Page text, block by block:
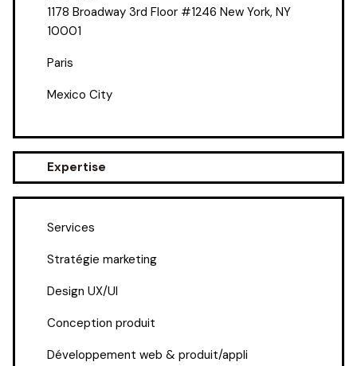
1178 Broadway 3rd Floor #1246 New York, NY
10001
Paris
Mexico City
Expertise
Services
Stratégie marketing
Design UX/UI
Conception produit
Développement web & produit/appli